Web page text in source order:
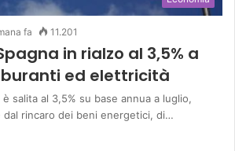
fa 11.201
in rialzo al 3,5% a
ed elettricità
è salita al 3,5% su base annua a luglio,
dal rincaro dei beni energetici, di…